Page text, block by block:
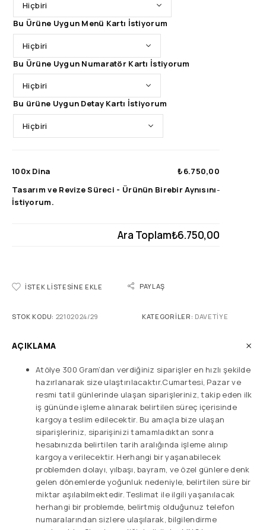
Bu Ürüne Uygun Menü Kartı İstiyorum
Bu Ürüne Uygun Numaratör Kartı İstiyorum
Bu ürüne Uygun Detay Kartı İstiyorum
100x Dina
₺6.750,00
Tasarım ve Revize Süreci - Ürünün Birebir Aynısını
İstiyorum.
-
Ara Toplam₺6.750,00
İSTEK LISTESINE EKLE PAYLAŞ
STOK KODU: 22102024/29 KATEGORILER: DAVETIYE
AÇIKLAMA
Atölye 300 Gram’dan verdiğiniz siparişler en hızlı şekilde
hazırlanarak size ulaştırılacaktır.Cumartesi, Pazar ve
resmi tatil günlerinde ulaşan siparişleriniz, takip eden ilk
iş gününde işleme alınarak belirtilen süreç içerisinde
kargoya teslim edilecektir. Bu amaçla bize ulaşan
siparişleriniz, siparişinizi tamamladıktan sonra
hesabınızda belirtilen tarih aralığında işleme alınıp
kargoya verilecektir. Herhangi bir yaşanabilecek
problemden dolayı, yılbaşı, bayram, ve özel günlere denk
gelen dönemlerde yoğunluk nedeniyle, belirtilen süre bir
miktar aşılabilmektedir. Teslimat ile ilgili yaşanılacak
herhangi bir problemde, belirtmiş olduğunuz telefon
numaralarından sizlere ulaşılarak, bilgilendirme